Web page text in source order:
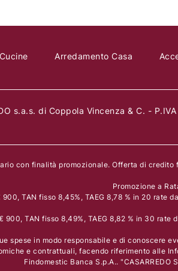
Cucine Arredamento Casa
s.a.s. di Coppola Vincenza & C. -
con finalità promozionale. Offerta di
Promozione a
900, TAN fisso 8,45%, TAEG 8,78 % in 20
900, TAN fisso 8,49%, TAEG 8,82 % in 30
spese in modo responsabile e di conoscere
e contrattuali, facendo riferimento alle
Findomestic Banca S.p.A..